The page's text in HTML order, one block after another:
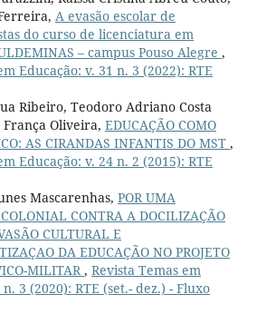
A evasão escolar de
do curso de licenciatura em
– campus Pouso Alegre ,
Educação: v. 31 n. 3 (2022): RTE
Ribeiro, Teodoro Adriano Costa
Oliveira, EDUCAÇÃO COMO
AS CIRANDAS INFANTIS DO MST ,
Educação: v. 24 n. 2 (2015): RTE
Mascarenhas, POR UMA
CONTRA A DOCILIZAÇÃO
CULTURAL E
DA EDUCAÇÃO NO PROJETO
MILITAR , Revista Temas em
3 (2020): RTE (set.- dez.) - Fluxo